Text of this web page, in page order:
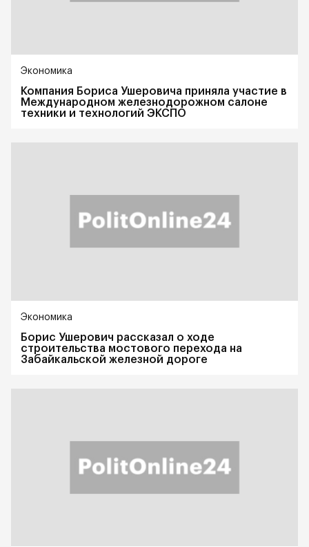
Экономика
Компания Бориса Ушеровича приняла участие в
Международном железнодорожном салоне
техники и технологий ЭКСПО
Экономика
Борис Ушерович рассказал о ходе
строительства мостового перехода на
Забайкальской железной дороге